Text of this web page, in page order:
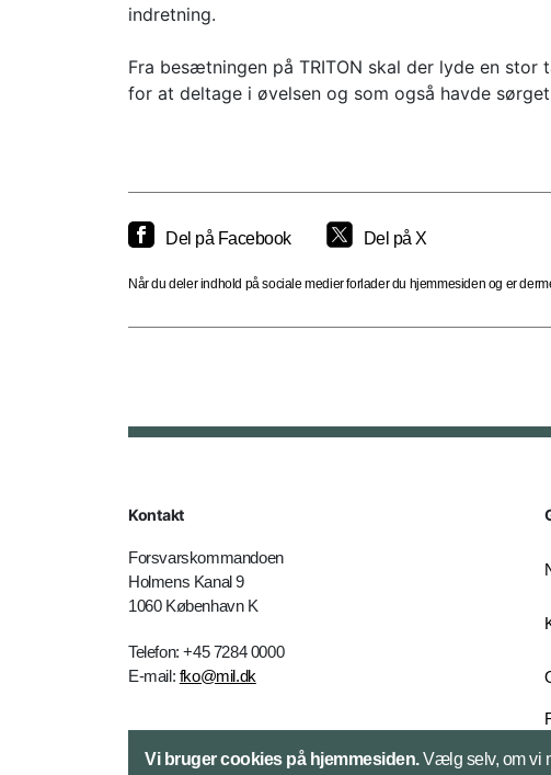
indretning.
Fra besætningen på TRITON skal der lyde en
for at deltage i øvelsen og som også havde
Del på Facebook Del på X
Når du deler indhold på sociale medier forlader du hjemmesiden og er
Kontakt
Forsvarskommandoen
Holmens Kanal 9
1060 København K
Telefon: +45 7284 0000
E-mail: fko@mil.dk
Kontakt
Vi bruger cookies på hjemmesiden.Vælg selv, om vi